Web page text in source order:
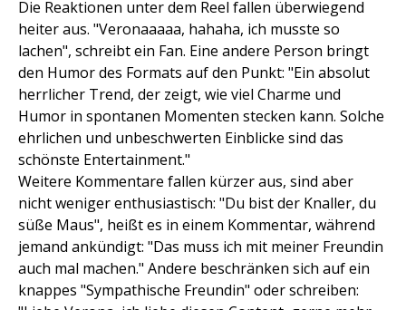
Die Reaktionen unter dem Reel fallen überwiegend
heiter aus. "Veronaaaaa, hahaha, ich musste so
lachen", schreibt ein Fan. Eine andere Person bringt
den Humor des Formats auf den Punkt: "Ein absolut
herrlicher Trend, der zeigt, wie viel Charme und
Humor in spontanen Momenten stecken kann. Solche
ehrlichen und unbeschwerten Einblicke sind das
schönste Entertainment."
Weitere Kommentare fallen kürzer aus, sind aber
nicht weniger enthusiastisch: "Du bist der Knaller, du
süße Maus", heißt es in einem Kommentar, während
jemand ankündigt: "Das muss ich mit meiner Freundin
auch mal machen." Andere beschränken sich auf ein
knappes "Sympathische Freundin" oder schreiben: